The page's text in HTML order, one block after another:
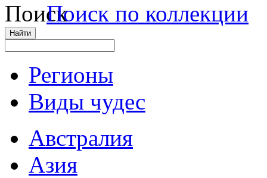
Поиск по коллекции
Регионы
Виды чудес
Австралия
Азия